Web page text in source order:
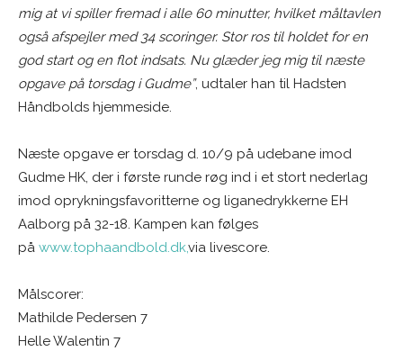
mig at vi spiller fremad i alle 60 minutter, hvilket måltavlen
også afspejler med 34 scoringer. Stor ros til holdet for en
god start og en flot indsats. Nu glæder jeg mig til næste
opgave på torsdag i Gudme”, udtaler han til Hadsten
Håndbolds hjemmeside.
Næste opgave er torsdag d. 10/9 på udebane imod
Gudme HK, der i første runde røg ind i et stort nederlag
imod oprykningsfavoritterne og liganedrykkerne EH
Aalborg på 32-18. Kampen kan følges
på www.tophaandbold.dk,via livescore.
Målscorer:
Mathilde Pedersen 7
Helle Walentin 7